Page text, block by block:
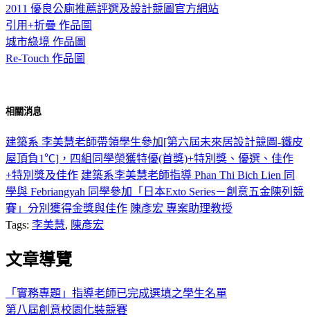
2011 優良公廁推薦評選及設計競圖官方網站
引用+折疊 作品圖
城市綠境 作品圖
Re-Touch 作品圖
相關消息
建築系 李美慧老師帶領學生參加[第六屆未來居設計競圖-鐵皮
屋頂負1℃]，四組同學榮獲特優(首獎)+特別獎、優選、佳作
+特別獎及佳作 建築系李美慧老師指導 Phan Thi Bich Lien 同
學與 Febriangyah 同學參加「日本Exto Series－創意五金陳列競
賽」分別獲得金獎與佳作 陳彥宏 專案助理教授
Tags: 李美慧, 陳彥宏
文章導覽
「實務專題」指導老師已完成選填之學生名單
第八屆創意校園化裝競賽